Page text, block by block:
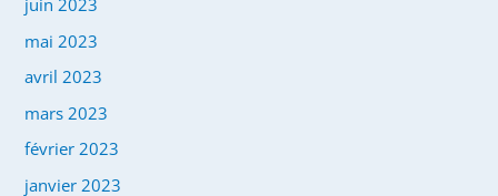
mai 2023
avril 2023
mars 2023
février 2023
janvier 2023